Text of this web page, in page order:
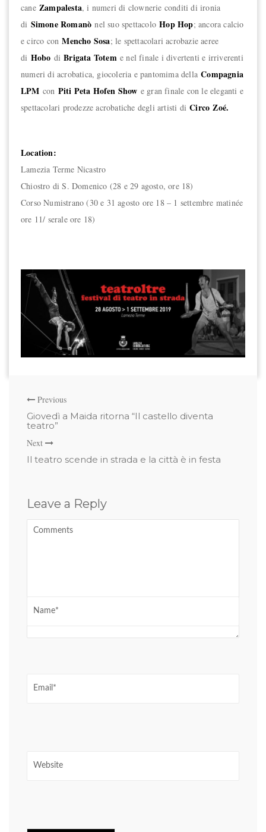
cane Zampalesta, i numeri di clownerie conditi di ironia
di Simone Romanò nel suo spettacoloHop Hop; ancora calcio
e circo conMencho Sosa; le spettacolari acrobazie aeree
di Hobo diBrigata Toteme nel finale i divertenti e irriverenti
numeri di acrobatica, giocoleria e pantomima dellaCompagnia
LPM con Piti Peta Hofen Show e gran finale con le eleganti e
spettacolari prodezze acrobatiche degli artisti diCirco Zoé.
Location:
Lamezia Terme Nicastro
Chiostro di S. Domenico (28 e 29 agosto, ore 18)
Corso Numistrano (30 e 31 agosto ore 18 – 1 settembre matinée
ore 11/ serale ore 18)
Previous
Giovedì a Maida ritorna “Il castello diventa
teatro”
Next
Il teatro scende in strada e la città è in festa
Leave a Reply